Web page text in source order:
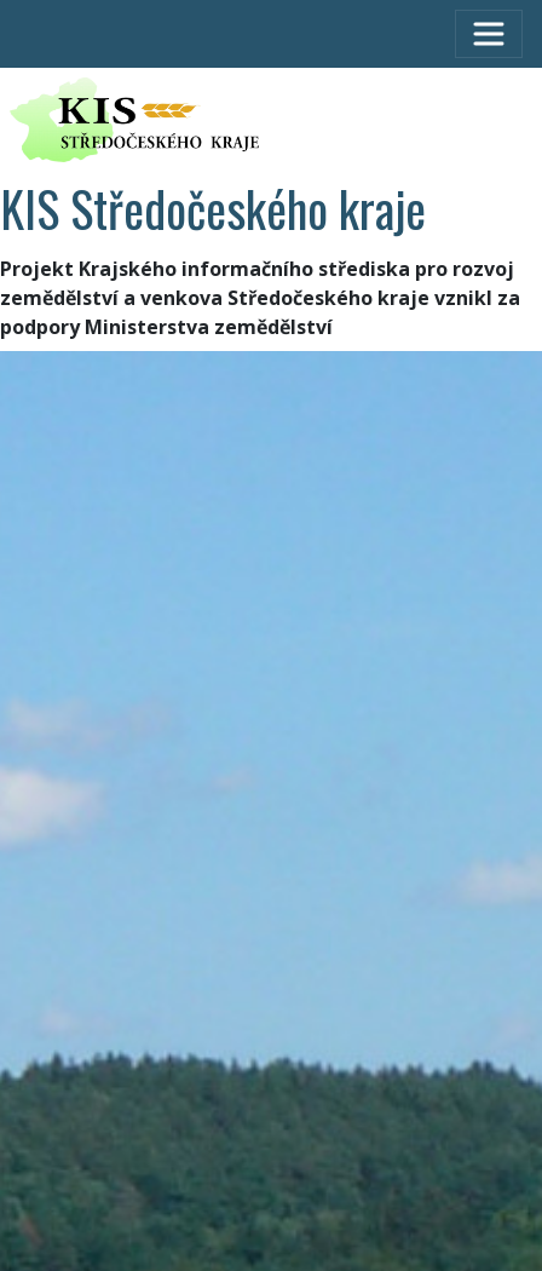
KIS Středočeského kraje
Projekt Krajského informačního střediska pro rozvoj
zemědělství a venkova Středočeského kraje vznikl za
podpory Ministerstva zemědělství